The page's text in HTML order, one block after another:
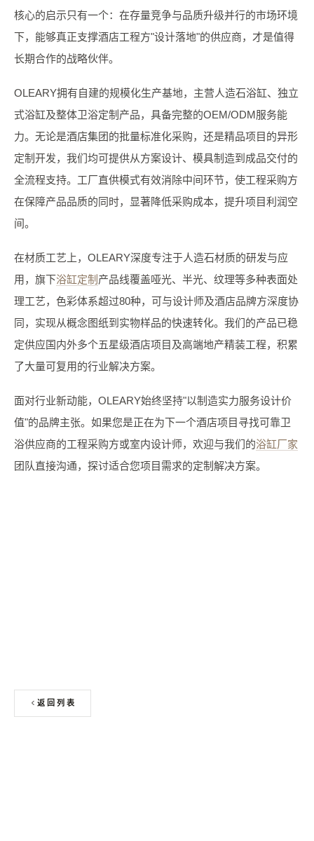
核心的启示只有一个：在存量竞争与品质升级并行的市场环境
下，能够真正支撑酒店工程方"设计落地"的供应商，才是值得
长期合作的战略伙伴。
OLEARY拥有自建的规模化生产基地，主营人造石浴缸、独立
式浴缸及整体卫浴定制产品，具备完整的OEM/ODM服务能
力。无论是酒店集团的批量标准化采购，还是精品项目的异形
定制开发，我们均可提供从方案设计、模具制造到成品交付的
全流程支持。工厂直供模式有效消除中间环节，使工程采购方
在保障产品品质的同时，显著降低采购成本，提升项目利润空
间。
在材质工艺上，OLEARY深度专注于人造石材质的研发与应
用，旗下浴缸定制 产品线覆盖哑光、半光、纹理等多种表面处
理工艺，色彩体系超过80种，可与设计师及酒店品牌方深度协
同，实现从概念图纸到实物样品的快速转化。我们的产品已稳
定供应国内外多个五星级酒店项目及高端地产精装工程，积累
了大量可复用的行业解决方案。
面对行业新动能，OLEARY始终坚持"以制造实力服务设计价
值"的品牌主张。如果您是正在为下一个酒店项目寻找可靠卫
浴供应商的工程采购方或室内设计师，欢迎与我们的浴缸厂家
团队直接沟通，探讨适合您项目需求的定制解决方案。
返回列表